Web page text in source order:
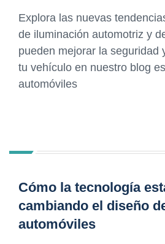
Explora las nuevas
de iluminación automotriz y
pueden mejorar la seguridad
tu vehículo en nuestro blog
automóviles
Cómo la tecnología
cambiando el diseño
automóviles